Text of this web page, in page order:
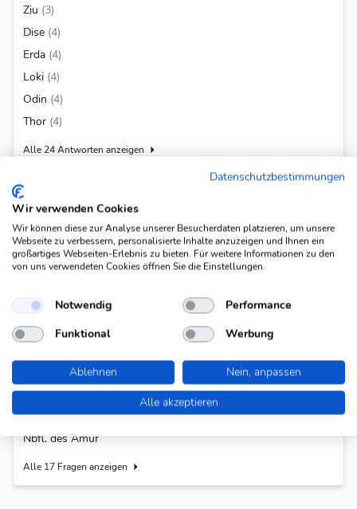
Ziu (3)
Dise (4)
Erda (4)
Loki (4)
Odin (4)
Thor (4)
Alle 24 Antworten anzeigen
Weitere Fragen mit der Antwort "Tyr"
Die Antwort "Tyr" passt auf 17 weitere Fragen in unserer Datenbank.
altgerman. Gott des Rechts
altgerman. Kriegsgott, skand. Name
german. Gott des Krieges
german. Sagengestalt
Kriegsgott der alten Germanen
Kriegsgott der Germanen
Kriegsgott der nord. Sage
Nbfl. des Amur
Alle 17 Fragen anzeigen
Datenschutzbestimmungen
Wir verwenden Cookies
Wir können diese zur Analyse unserer Besucherdaten platzieren, um unsere
Webseite zu verbessern, personalisierte Inhalte anzuzeigen und Ihnen ein
großartiges Webseiten-Erlebnis zu bieten. Für weitere Informationen zu den
von uns verwendeten Cookies öffnen Sie die Einstellungen.
Notwendig
Performance
Funktional
Werbung
Ablehnen
Nein, anpassen
Alle akzeptieren